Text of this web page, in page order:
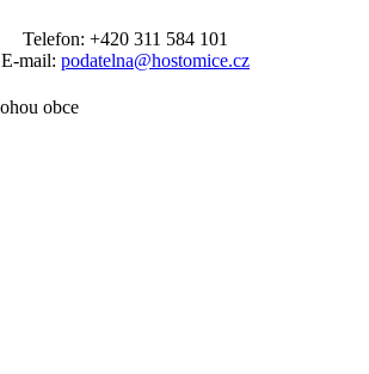
Telefon: +420 311 584 101
E-mail: podatelna@hostomice.cz